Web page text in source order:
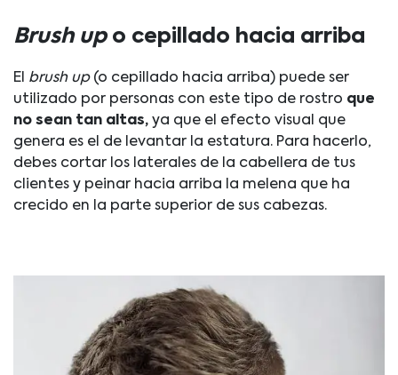
Brush upo cepillado hacia arriba
El brush up(o cepillado hacia arriba) puede ser
utilizado por personas con este tipo de rostro que
no sean tan altas, ya que el efecto visual que
genera es el de levantar la estatura. Para hacerlo,
debes cortar los laterales de la cabellera de tus
clientes y peinar hacia arriba la melena que ha
crecido en la parte superior de sus cabezas.